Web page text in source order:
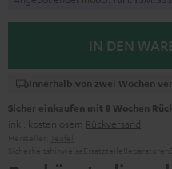
IN DEN
Innerhalb von zwei Wochen
Sicher einkaufen mit 8 Wochen
inkl. kostenlosem Rückversand